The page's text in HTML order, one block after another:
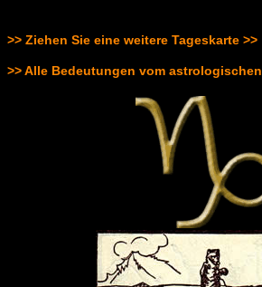
>> Ziehen Sie eine weitere Tageskarte >>
>> Alle Bedeutungen vom